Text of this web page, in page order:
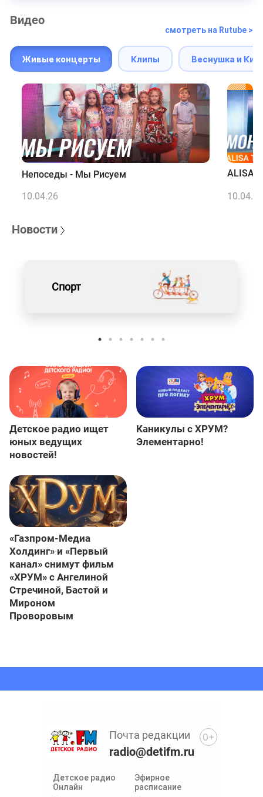
Видео
смотреть на Rutube >
Живые концерты Клипы Веснушка и
Непоседы - Мы Рисуем
10.04.26
ALISA
10.04.26
Новости
Спорт
Детское радио ищет
юных ведущих
новостей!
Каникулы с ХРУМ?
Элементарно!
«Газпром-Медиа
Холдинг» и «Первый
канал» снимут фильм
«ХРУМ» с Ангелиной
Стречиной, Бастой и
Мироном
Проворовым
Детское радио
Онлайн
Эфирное
расписание
Почта редакции
radio@detifm.ru
0+